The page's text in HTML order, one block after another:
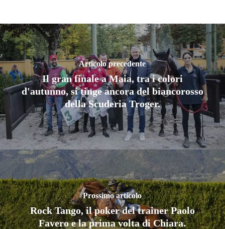
Articolo precedente
Il gran finale a Maia, tra i colori
d'autunno, si tinge ancora del biancorosso
della Scuderia Troger.
Prossimo articolo
Rock Tango, il poker del trainer Paolo
Favero e la prima volta di Chiara.